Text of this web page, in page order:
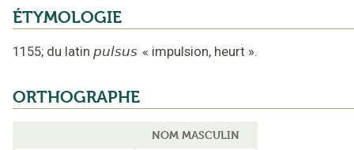
ÉTYMOLOGIE
1155; du latin pulsus « impulsion, heurt ».
ORTHOGRAPHE
NOM MASCULIN